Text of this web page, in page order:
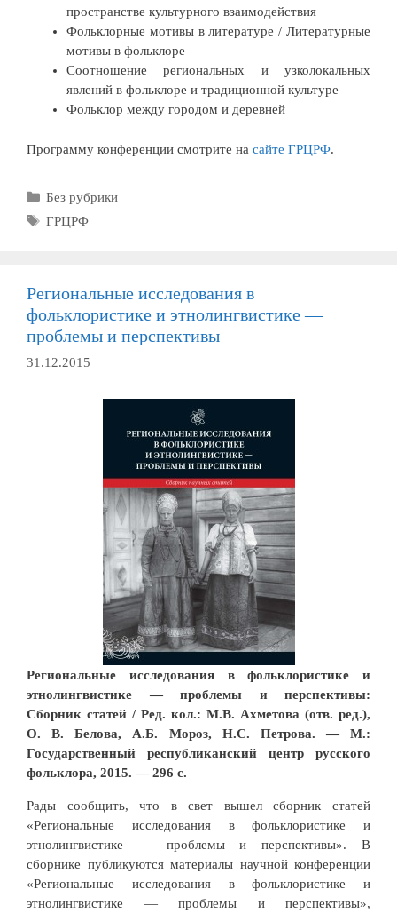
пространстве культурного взаимодействия
Фольклорные мотивы в литературе / Литературные
мотивы в фольклоре
Соотношение региональных и узколокальных
явлений в фольклоре и традиционной культуре
Фольклор между городом и деревней
Программу конференции смотрите на сайте ГРЦРФ.
Рубрики
Без рубрики
Метки
ГРЦРФ
Региональные исследования в
фольклористике и этнолингвистике —
проблемы и перспективы
31.12.2015
Региональные исследования в фольклористике и
этнолингвистике — проблемы и перспективы:
Сборник статей / Ред. кол.: М.В. Ахметова (отв. ред.),
О. В. Белова, А.Б. Мороз, Н.С. Петрова. — М.:
Государственный республиканский центр русского
фольклора, 2015. — 296 с.
Рады сообщить, что в свет вышел сборник статей
«Региональные исследования в фольклористике и
этнолингвистике — проблемы и перспективы». В
сборнике публикуются материалы научной конференции
«Региональные исследования в фольклористике и
этнолингвистике — проблемы и перспективы»,